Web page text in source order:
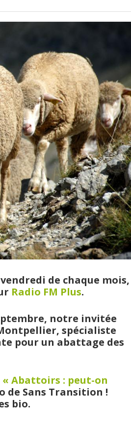
de chaque mois,
Radio FM Plus.
notre invitée
spécialiste
pour un abattage des
« Abattoirs : peut-on
de Sans Transition !
bio.